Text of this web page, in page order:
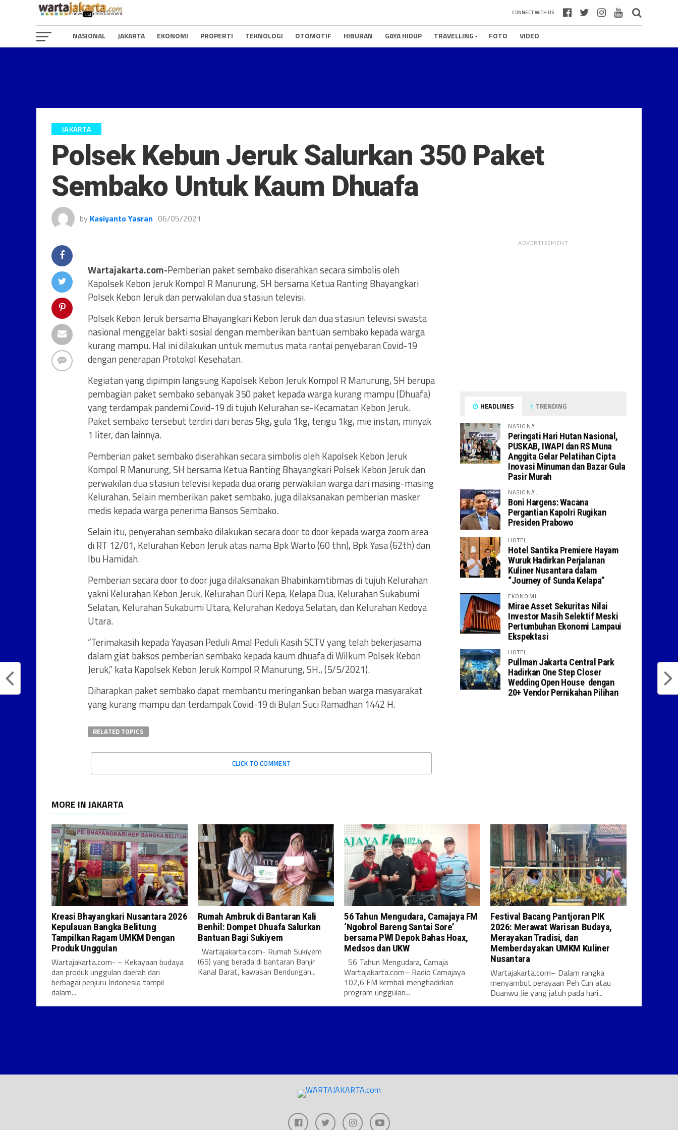
CONNECT WITH US
NASIONAL JAKARTA EKONOMI PROPERTI TEKNOLOGI OTOMOTIF HIBURAN GAYA HIDUP TRAVELLING FOTO VIDEO
JAKARTA
Polsek Kebun Jeruk Salurkan 350 Paket
Sembako Untuk Kaum Dhuafa
by Kasiyanto Yasran 06/05/2021
Wartajakarta.com-Pemberian paket sembako diserahkan secara simbolis oleh
Kapolsek Kebon Jeruk Kompol R Manurung, SH bersama Ketua Ranting Bhayangkari
Polsek Kebon Jeruk dan perwakilan dua stasiun televisi.
Polsek Kebon Jeruk bersama Bhayangkari Kebon Jeruk dan dua stasiun televisi swasta
nasional menggelar bakti sosial dengan memberikan bantuan sembako kepada warga
kurang mampu. Hal ini dilakukan untuk memutus mata rantai penyebaran Covid-19
dengan penerapan Protokol Kesehatan.
Kegiatan yang dipimpin langsung Kapolsek Kebon Jeruk Kompol R Manurung, SH berupa
pembagian paket sembako sebanyak 350 paket kepada warga kurang mampu (Dhuafa)
yang terdampak pandemi Covid-19 di tujuh Kelurahan se-Kecamatan Kebon Jeruk.
Paket sembako tersebut terdiri dari beras 5kg, gula 1kg, terigu 1kg, mie instan, minyak
1 liter, dan lainnya.
Pemberian paket sembako diserahkan secara simbolis oleh Kapolsek Kebon Jeruk
Kompol R Manurung, SH bersama Ketua Ranting Bhayangkari Polsek Kebon Jeruk dan
perwakilan dua stasiun televisi kepada dua orang perwakilan warga dari masing-masing
Kelurahan. Selain memberikan paket sembako, juga dilaksanakan pemberian masker
medis kepada warga penerima Bansos Sembako.
Selain itu, penyerahan sembako dilakukan secara door to door kepada warga zoom area
di RT 12/01, Kelurahan Kebon Jeruk atas nama Bpk Warto (60 thn), Bpk Yasa (62th) dan
Ibu Hamidah.
Pemberian secara door to door juga dilaksanakan Bhabinkamtibmas di tujuh Kelurahan
yakni Kelurahan Kebon Jeruk, Kelurahan Duri Kepa, Kelapa Dua, Kelurahan Sukabumi
Selatan, Kelurahan Sukabumi Utara, Kelurahan Kedoya Selatan, dan Kelurahan Kedoya
Utara.
“Terimakasih kepada Yayasan Peduli Amal Peduli Kasih SCTV yang telah bekerjasama
dalam giat baksos pemberian sembako kepada kaum dhuafa di Wilkum Polsek Kebon
Jeruk,” kata Kapolsek Kebon Jeruk Kompol R Manurung, SH., (5/5/2021).
Diharapkan paket sembako dapat membantu meringankan beban warga masyarakat
yang kurang mampu dan terdampak Covid-19 di Bulan Suci Ramadhan 1442 H.
RELATED TOPICS
CLICK TO COMMENT
ADVERTISEMENT
HEADLINES TRENDING
NASIONAL
Peringati Hari Hutan Nasional,
PUSKAB, IWAPI dan RS Muna
Anggita Gelar Pelatihan Cipta
Inovasi Minuman dan Bazar Gula
Pasir Murah
NASIONAL
Boni Hargens: Wacana
Pergantian Kapolri Rugikan
Presiden Prabowo
HOTEL
Hotel Santika Premiere Hayam
Wuruk Hadirkan Perjalanan
Kuliner Nusantara dalam
“Journey of Sunda Kelapa”
EKONOMI
Mirae Asset Sekuritas Nilai
Investor Masih Selektif Meski
Pertumbuhan Ekonomi Lampaui
Ekspektasi
HOTEL
Pullman Jakarta Central Park
Hadirkan One Step Closer
Wedding Open House dengan
20+ Vendor Pernikahan Pilihan
MORE IN JAKARTA
Kreasi Bhayangkari Nusantara 2026
Kepulauan Bangka Belitung
Tampilkan Ragam UMKM Dengan
Produk Unggulan
Wartajakarta.com- – Kekayaan budaya
dan produk unggulan daerah dari
berbagai penjuru Indonesia tampil
dalam...
Rumah Ambruk di Bantaran Kali
Benhil: Dompet Dhuafa Salurkan
Bantuan Bagi Sukiyem
Wartajakarta.com- Rumah Sukiyem
(65) yang berada di bantaran Banjir
Kanal Barat, kawasan Bendungan...
56 Tahun Mengudara, Camajaya FM
‘Ngobrol Bareng Santai Sore’
bersama PWI Depok Bahas Hoax,
Medsos dan UKW
56 Tahun Mengudara, Camaja
Wartajakarta.com– Radio Camajaya
102,6 FM kembali menghadirkan
program unggulan...
Festival Bacang Pantjoran PIK
2026: Merawat Warisan Budaya,
Merayakan Tradisi, dan
Memberdayakan UMKM Kuliner
Nusantara
Wartajakarta.com– Dalam rangka
menyambut perayaan Peh Cun atau
Duanwu Jie yang jatuh pada hari...